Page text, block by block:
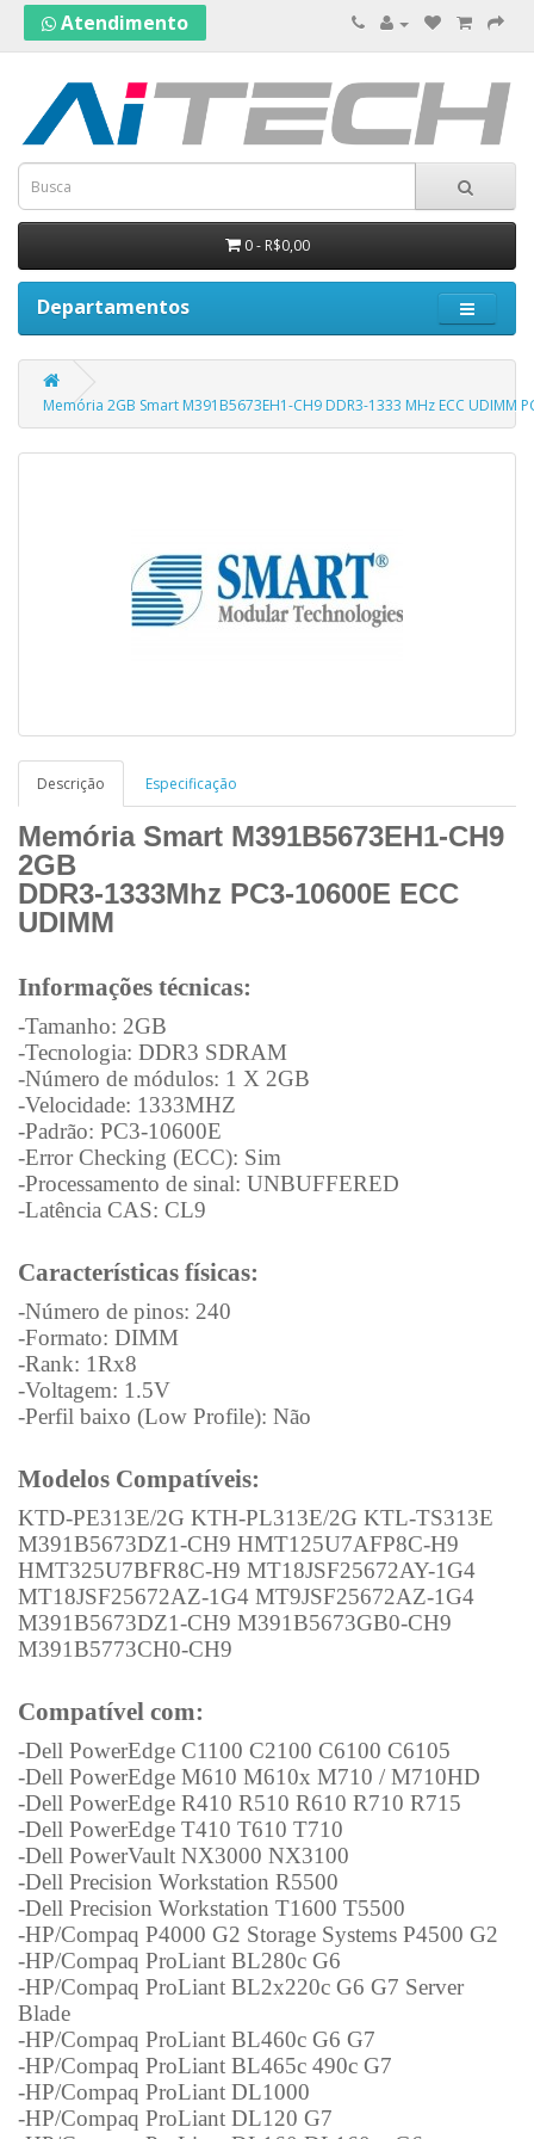
Atendimento
0 - R$0,00
Departamentos
Memória 2GB Smart M391B5673EH1-CH9 DDR3-1333 MHz ECC UDIMM
Descrição Especificação
Memória Smart M391B5673EH1-CH9
2GB
DDR3-1333Mhz PC3-10600E ECC
UDIMM
Informações técnicas:
-Tamanho: 2GB
-Tecnologia: DDR3 SDRAM
-Número de módulos: 1 X 2GB
-Velocidade: 1333MHZ
-Padrão: PC3-10600E
-Error Checking (ECC): Sim
-Processamento de sinal: UNBUFFERED
-Latência CAS: CL9
Características físicas:
-Número de pinos: 240
-Formato: DIMM
-Rank: 1Rx8
-Voltagem: 1.5V
-Perfil baixo (Low Profile): Não
Modelos Compatíveis:
KTD-PE313E/2G KTH-PL313E/2G KTL-TS313E
M391B5673DZ1‐CH9 HMT125U7AFP8C‐H9
HMT325U7BFR8C-H9 MT18JSF25672AY-1G4
MT18JSF25672AZ-1G4 MT9JSF25672AZ-1G4
M391B5673DZ1-CH9 M391B5673GB0-CH9
M391B5773CH0-CH9
Compatível com:
-Dell PowerEdge C1100 C2100 C6100 C6105
-Dell PowerEdge M610 M610x M710 / M710HD
-Dell PowerEdge R410 R510 R610 R710 R715
-Dell PowerEdge T410 T610 T710
-Dell PowerVault NX3000 NX3100
-Dell Precision Workstation R5500
-Dell Precision Workstation T1600 T5500
-HP/Compaq P4000 G2 Storage Systems P4500 G2
-HP/Compaq ProLiant BL280c G6
-HP/Compaq ProLiant BL2x220c G6 G7 Server
Blade
-HP/Compaq ProLiant BL460c G6 G7
-HP/Compaq ProLiant BL465c 490c G7
-HP/Compaq ProLiant DL1000
-HP/Compaq ProLiant DL120 G7